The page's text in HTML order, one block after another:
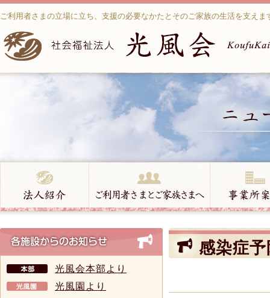
ご利用者さまの立場に立ち、支援の必要なかたとそのご家族の生活を支えま
光風会本部より
光風園より
感染症